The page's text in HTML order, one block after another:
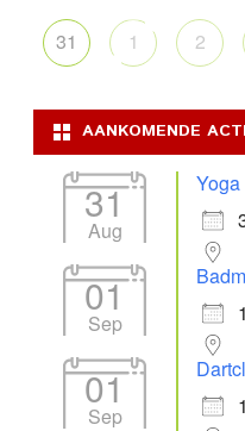
31 1 2
AANKOMENDE
31
Aug
Yoga
01
Sep
01
Sep